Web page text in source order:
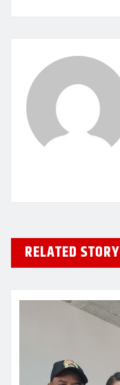
RELATED STORY